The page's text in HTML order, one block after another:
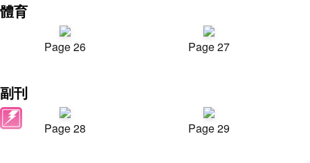
體育
Page 26 Page 27
副刊
Page 28 Page 29